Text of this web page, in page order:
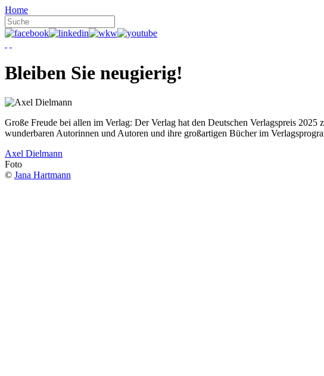
Home
Bleiben Sie neugierig!
Große Freude bei allen im Verlag: Der Verlag hat den Deutschen Verlagspreis
wunderbaren Autorinnen und Autoren und ihre großartigen Bücher im
Axel Dielmann
Foto
© Jana Hartmann